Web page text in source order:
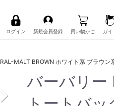
ログイン 新規会員登録 買い物かご ガイ
MALT BROWN ホワイト系 ブラウン
バーバリー